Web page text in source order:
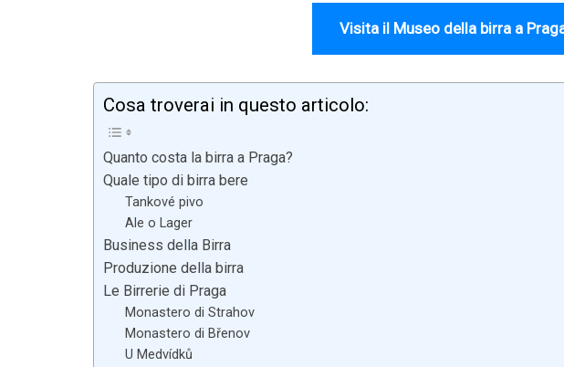
Visita il Museo della birra a
Cosa troverai in questo articolo:
Quanto costa la birra a Praga?
Quale tipo di birra bere
Tankové pivo
Ale o Lager
Business della Birra
Produzione della birra
Le Birrerie di Praga
Monastero di Strahov
Monastero di Břenov
U Medvídků